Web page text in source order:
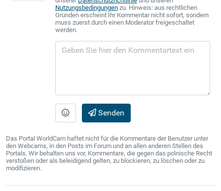
Nutzungsbedingungenzu. Hinweis: aus rechtlichen
Gründen erscheint Ihr Kommentar nicht sofort, sondern
muss zuerst durch einen Moderator freigeschaltet
werden.
Senden
Das Portal WorldCam haftet nicht für die Kommentare der Benutzer unter
den Webcams, in den Posts im Forum und an allen anderen Stellen des
Portals. Wir behalten uns vor, Kommentare, die gegen das polnische Recht
verstoßen oder als beleidigend gelten, zu blockieren, zu löschen oder zu
modifizieren.